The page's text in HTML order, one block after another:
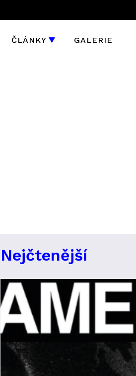
ČLÁNKY GALERIE
Nejčtenější